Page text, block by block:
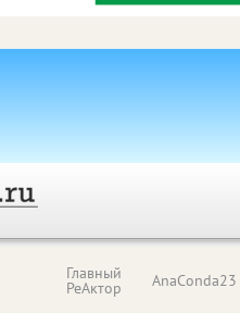
Главный
РеАктор AnaConda23